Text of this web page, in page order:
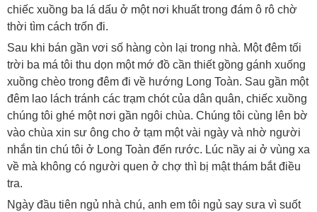
chiếc xuồng ba lá dấu ở một nơi khuất trong đám ô rô chờ
thời tìm cách trốn đi.
Sau khi bán gần vơi số hàng còn lại trong nhà. Một đêm tối
trời ba má tôi thu dọn một mớ đồ cần thiết gồng gánh xuống
xuồng chèo trong đêm đi về hướng Long Toàn. Sau gần một
đêm lao lách tránh các trạm chót của dân quân, chiếc xuồng
chúng tôi ghé một nơi gần ngôi chùa. Chúng tôi cùng lên bờ
vào chùa xin sư ông cho ở tạm một vài ngày và nhờ người
nhắn tin chú tôi ở Long Toàn đến rước. Lúc nầy ai ở vùng xa
về mà không có người quen ở chợ thì bị mật thám bắt điều
tra.
Ngày đầu tiên ngủ nhà chú, anh em tôi ngủ say sưa vì suốt